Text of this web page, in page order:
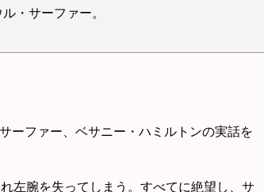
・サーファー。
ーファー、ベサニー・ハミルトンの実話を
左腕を失ってしまう。すべてに絶望し、サ